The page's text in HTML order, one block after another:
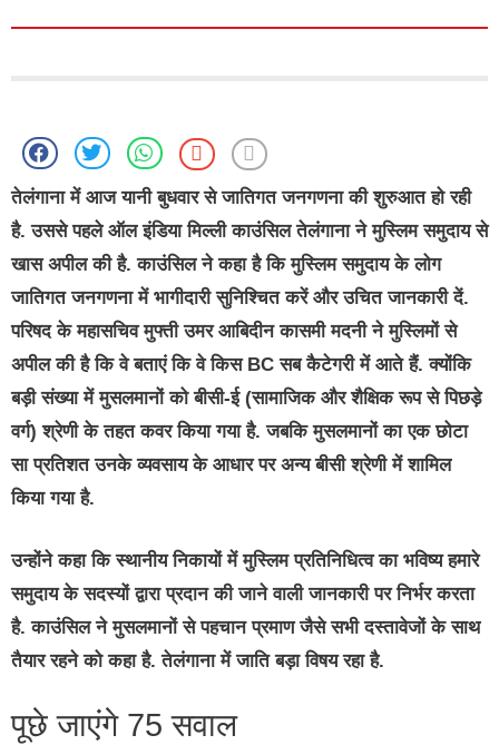
तेलंगाना में आज यानी बुधवार से जातिगत जनगणना की शुरुआत हो रही
है. उससे पहले ऑल इंडिया मिल्ली काउंसिल तेलंगाना ने मुस्लिम समुदाय से
खास अपील की है. काउंसिल ने कहा है कि मुस्लिम समुदाय के लोग
जातिगत जनगणना में भागीदारी सुनिश्चित करें और उचित जानकारी दें.
परिषद के महासचिव मुफ्ती उमर आबिदीन कासमी मदनी ने मुस्लिमों से
अपील की है कि वे बताएं कि वे किस BC सब कैटेगरी में आते हैं. क्योंकि
बड़ी संख्या में मुसलमानों को बीसी-ई (सामाजिक और शैक्षिक रूप से पिछड़े
वर्ग) श्रेणी के तहत कवर किया गया है. जबकि मुसलमानों का एक छोटा
सा प्रतिशत उनके व्यवसाय के आधार पर अन्य बीसी श्रेणी में शामिल
किया गया है.
उन्होंने कहा कि स्थानीय निकायों में मुस्लिम प्रतिनिधित्व का भविष्य हमारे
समुदाय के सदस्यों द्वारा प्रदान की जाने वाली जानकारी पर निर्भर करता
है. काउंसिल ने मुसलमानों से पहचान प्रमाण जैसे सभी दस्तावेजों के साथ
तैयार रहने को कहा है. तेलंगाना में जाति बड़ा विषय रहा है.
पूछे जाएंगे 75 सवाल